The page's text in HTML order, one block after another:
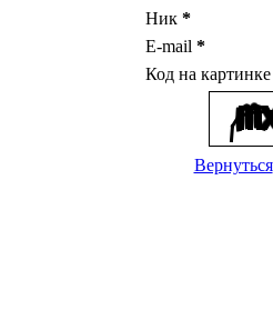
Ник *
E-mail *
Код на
Вернуться